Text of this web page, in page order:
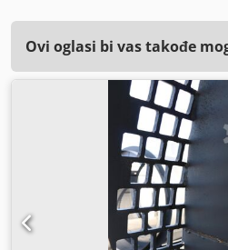
Ovi oglasi bi vas takođe